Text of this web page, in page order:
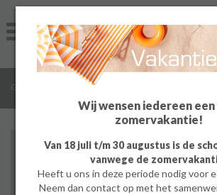
Wij wensen iedereen een
zomervakantie!
Van 18 juli t/m 30 augustus is de
vanwege de
Heeft u ons in deze periode nodig voor
Neem dan contact op met het
Algemeen
Groep 8